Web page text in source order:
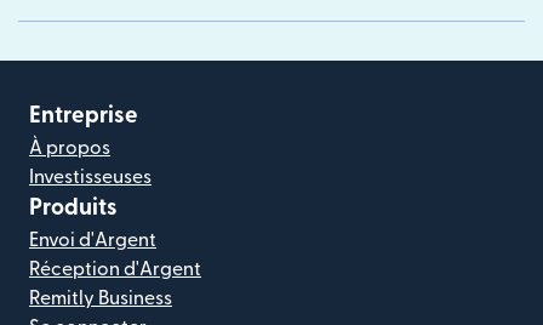
Entreprise
À propos
Investisseuses
Produits
Envoi d'Argent
Réception d'Argent
Remitly Business